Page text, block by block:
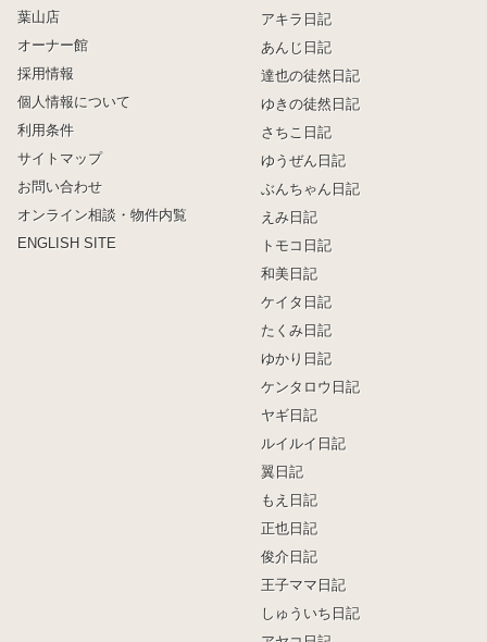
葉山店
オーナー館
採用情報
個人情報について
利用条件
サイトマップ
お問い合わせ
オンライン相談・物件内覧
ENGLISH SITE
アキラ日記
あんじ日記
達也の徒然日記
ゆきの徒然日記
さちこ日記
ゆうぜん日記
ぶんちゃん日記
えみ日記
トモコ日記
和美日記
ケイタ日記
たくみ日記
ゆかり日記
ケンタロウ日記
ヤギ日記
ルイルイ日記
翼日記
もえ日記
正也日記
俊介日記
王子ママ日記
しゅういち日記